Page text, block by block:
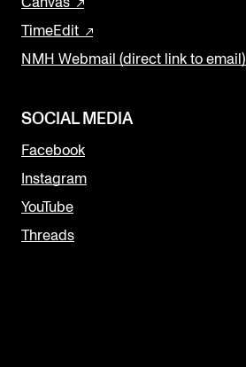
TimeEdit
NMH Webmail (direct link to email)
SOCIAL MEDIA
Facebook
Instagram
YouTube
Threads